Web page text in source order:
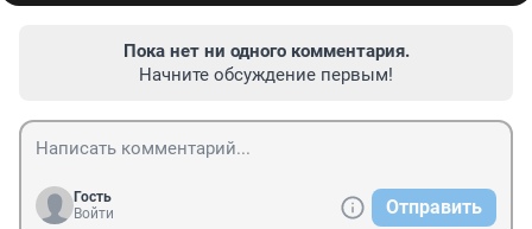
Пока нет ни одного комментария.
Начните обсуждение первым!
Гость
Войти
Отправить